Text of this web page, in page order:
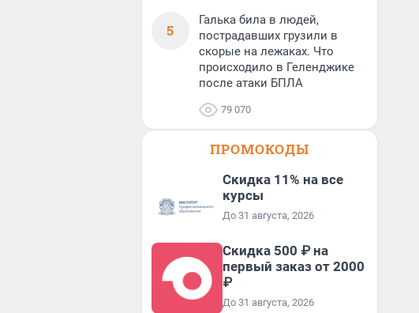
5
Галька била в людей,
пострадавших грузили в
скорые на лежаках. Что
происходило в Геленджике
после атаки БПЛА
79 070
ПРОМОКОДЫ
Скидка 11% на все
курсы
До 31 августа, 2026
Скидка 500 ₽ на
первый заказ от 2000
₽
До 31 августа, 2026